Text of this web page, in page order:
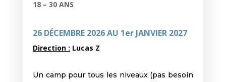
18 – 30 ANS
26 DÉCEMBRE 2026 AU 1er JANVIER 2027
Direction : Lucas Z
Un camp pour tous les niveaux (pas besoin